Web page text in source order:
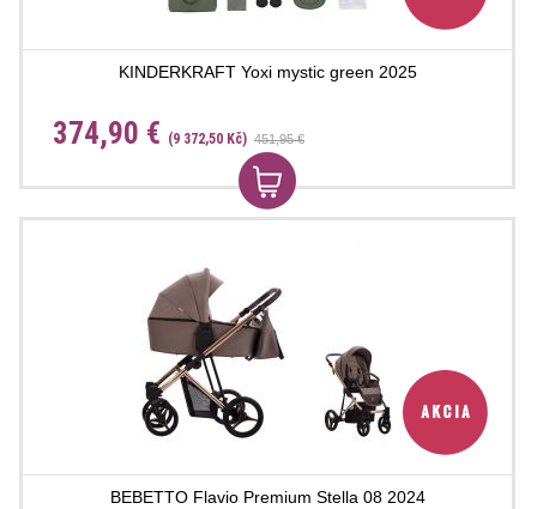
KINDERKRAFT Yoxi mystic green 2025
374,90 € (9 372,50 Kč) 451,95 €
BEBETTO Flavio Premium Stella 08 2024